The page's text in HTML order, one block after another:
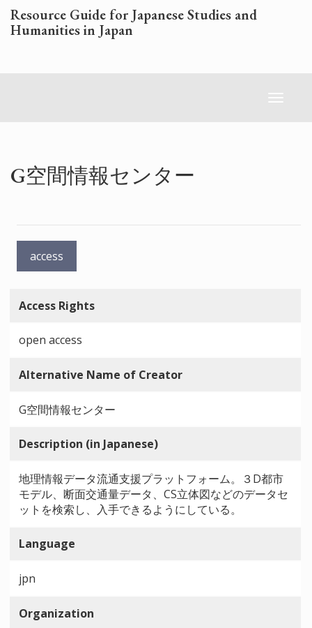
Skip
to
main
Resource Guide for Japanese Studies and
Humanities in Japan
Toggle
G空間情報センター
access
Access Rights
open access
Alternative Name of Creator
G空間情報センター
Description (in Japanese)
地理情報データ流通支援プラットフォーム。３D都市
モデル、断面交通量データ、CS立体図などのデータセ
ットを検索し、入手できるようにしている。
Language
jpn
Organization